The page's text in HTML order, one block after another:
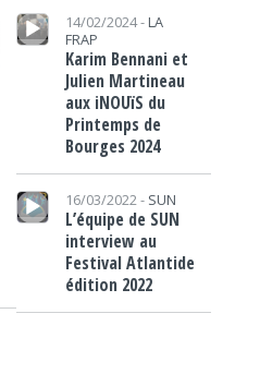
Lecteur audio 14/02/2024 - LA
FRAP
Karim Bennani et
Julien Martineau
aux iNOUïS du
Printemps de
Bourges 2024
Lecteur audio
16/03/2022 - SUN
L’équipe de SUN
interview au
Festival Atlantide
édition 2022